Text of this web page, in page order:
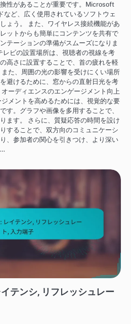
性があることが重要です。Microsoft
など、広く使用されているソフトウェ
ょう。 また、ワイヤレス接続機能があ
ットからも簡単にコンテンツを共有で
テーションの準備がスムーズになりま
レビの設置場所は、視聴者の視線を考
高さに設置することで、首の疲れを軽
た、周囲の光の影響を受けにくい場所
避けるために、窓からの直射日光を考
ーディエンスのエンゲージメント向上
メントを高めるためには、視覚的な要
す。グラフや画像を多用することで、
ます。 さらに、質疑応答の時間を設け
することで、双方向のコミュニケーシ
、参加者の関心を引きつけ、より深い
…
テンシ, リフレッシュレー